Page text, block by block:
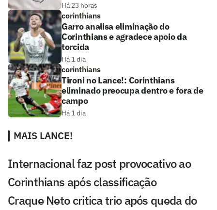
Há 23 horas
corinthians
Garro analisa eliminação do
Corinthians e agradece apoio da
torcida
Há 1 dia
corinthians
Tironi no Lance!: Corinthians
eliminado preocupa dentro e fora de
campo
Há 1 dia
MAIS LANCE!
Internacional faz post provocativo ao
Corinthians após classificação
Craque Neto critica trio após queda do